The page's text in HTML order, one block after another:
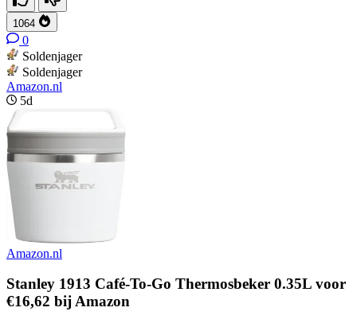
1064
0
Soldenjager
Soldenjager
Amazon.nl
5d
Amazon.nl
Stanley 1913 Café-To-Go Thermosbeker 0.35L voor
€16,62 bij Amazon